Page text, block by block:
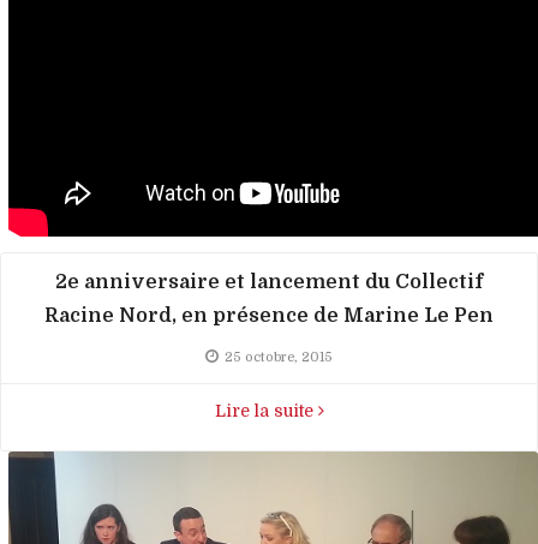
2e anniversaire et lancement du Collectif
Racine Nord, en présence de Marine Le Pen
25 octobre, 2015
Lire la suite